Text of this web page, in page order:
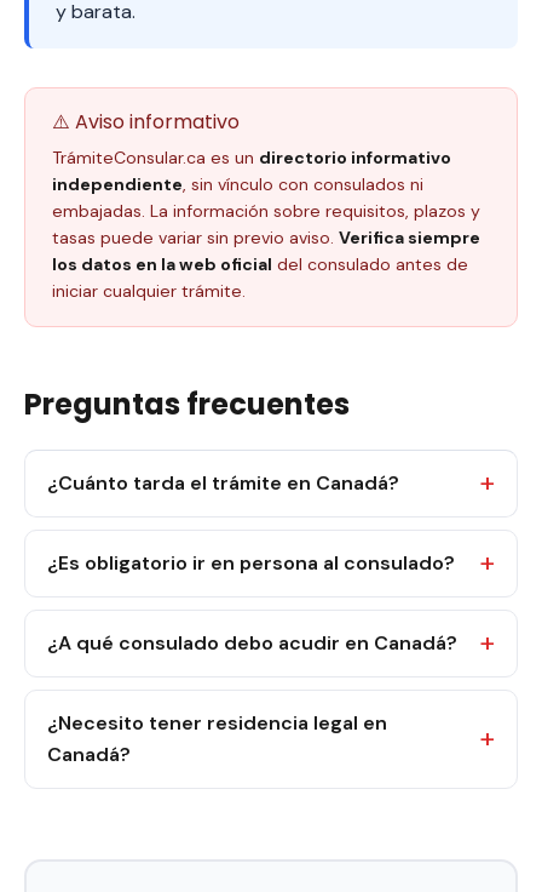
y barata.
⚠️ Aviso informativo
TrámiteConsular.ca es un directorio informativo
independiente, sin vínculo con consulados ni
embajadas. La información sobre requisitos, plazos y
tasas puede variar sin previo aviso. Verifica siempre
los datos en la web oficial del consulado antes de
iniciar cualquier trámite.
Preguntas frecuentes
¿Cuánto tarda el trámite en Canadá?
¿Es obligatorio ir en persona al consulado?
¿A qué consulado debo acudir en Canadá?
¿Necesito tener residencia legal en
Canadá?